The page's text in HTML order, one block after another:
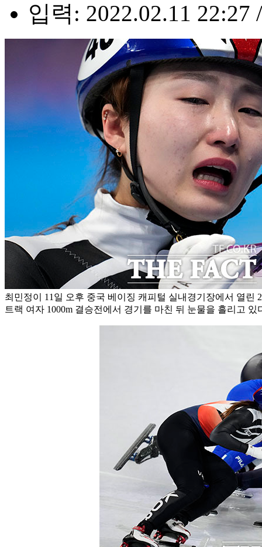
입력: 2022.02.11 22:27
최민정이 11일 오후 중국 베이징 캐피털 실내경기장에서 열린
트랙 여자 1000m 결승전에서 경기를 마친 뒤 눈물을 흘리고 있